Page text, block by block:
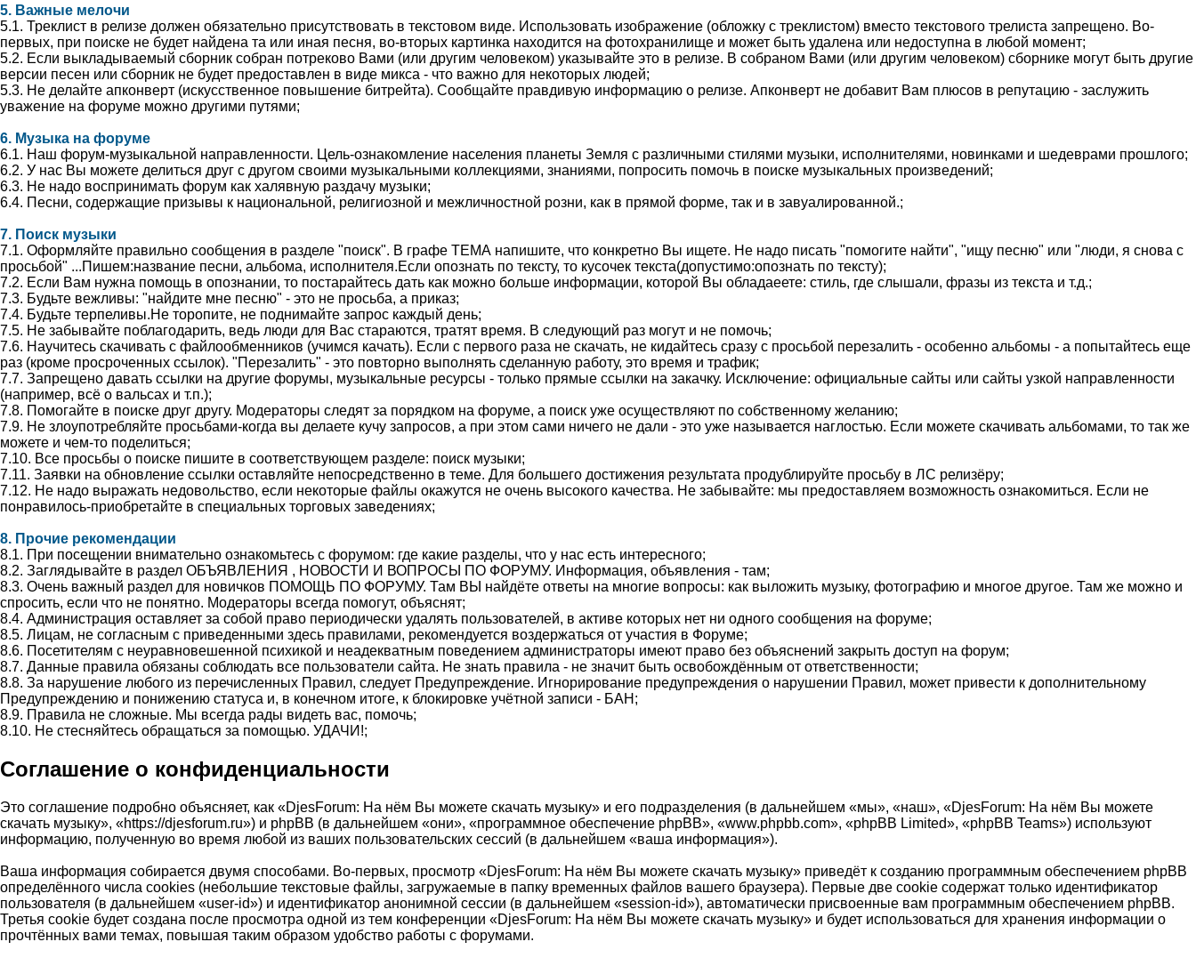
5. Важные мелочи
5.1. Треклист в релизе должен обязательно присутствовать в текстовом виде. Использовать изображение (обложку с треклистом) вместо текстового трелиста запрещено. Во-
первых, при поиске не будет найдена та или иная песня, во-вторых картинка находится на фотохранилище и может быть удалена или недоступна в любой момент;
5.2. Если выкладываемый сборник собран потреково Вами (или другим человеком) указывайте это в релизе. В собраном Вами (или другим человеком) сборнике могут быть другие
версии песен или сборник не будет предоставлен в виде микса - что важно для некоторых людей;
5.3. Не делайте апконверт (искусственное повышение битрейта). Сообщайте правдивую информацию о релизе. Апконверт не добавит Вам плюсов в репутацию - заслужить
уважение на форуме можно другими путями;
6. Музыка на форуме
6.1. Наш форум-музыкальной направленности. Цель-ознакомление населения планеты Земля с различными стилями музыки, исполнителями, новинками и шедеврами прошлого;
6.2. У нас Вы можете делиться друг с другом своими музыкальными коллекциями, знаниями, попросить помочь в поиске музыкальных произведений;
6.3. Не надо воспринимать форум как халявную раздачу музыки;
6.4. Песни, содержащие призывы к национальной, религиозной и межличностной розни, как в прямой форме, так и в завуалированной.;
7. Поиск музыки
7.1. Оформляйте правильно сообщения в разделе "поиск". В графе ТЕМА напишите, что конкретно Вы ищете. Не надо писать "помогите найти", "ищу песню" или "люди, я снова с
просьбой" ...Пишем:название песни, альбома, исполнителя.Если опознать по тексту, то кусочек текста(допустимо:опознать по тексту);
7.2. Если Вам нужна помощь в опознании, то постарайтесь дать как можно больше информации, которой Вы обладаеете: стиль, где слышали, фразы из текста и т.д.;
7.3. Будьте вежливы: "найдите мне песню" - это не просьба, а приказ;
7.4. Будьте терпеливы.Не торопите, не поднимайте запрос каждый день;
7.5. Не забывайте поблагодарить, ведь люди для Вас стараются, тратят время. В следующий раз могут и не помочь;
7.6. Научитесь скачивать с файлообменников (учимся качать). Если с первого раза не скачать, не кидайтесь сразу с просьбой перезалить - особенно альбомы - а попытайтесь еще
раз (кроме просроченных ссылок). "Перезалить" - это повторно выполнять сделанную работу, это время и трафик;
7.7. Запрещено давать ссылки на другие форумы, музыкальные ресурсы - только прямые ссылки на закачку. Исключение: официальные сайты или сайты узкой направленности
(например, всё о вальсах и т.п.);
7.8. Помогайте в поиске друг другу. Модераторы следят за порядком на форуме, а поиск уже осуществляют по собственному желанию;
7.9. Не злоупотребляйте просьбами-когда вы делаете кучу запросов, а при этом сами ничего не дали - это уже называется наглостью. Если можете скачивать альбомами, то так же
можете и чем-то поделиться;
7.10. Все просьбы о поиске пишите в соответствующем разделе: поиск музыки;
7.11. Заявки на обновление ссылки оставляйте непосредственно в теме. Для большего достижения результата продублируйте просьбу в ЛС релизёру;
7.12. Не надо выражать недовольство, если некоторые файлы окажутся не очень высокого качества. Не забывайте: мы предоставляем возможность ознакомиться. Если не
понравилось-приобретайте в специальных торговых заведениях;
8. Прочие рекомендации
8.1. При посещении внимательно ознакомьтесь с форумом: где какие разделы, что у нас есть интересного;
8.2. Заглядывайте в раздел ОБЪЯВЛЕНИЯ , НОВОСТИ И ВОПРОСЫ ПО ФОРУМУ. Информация, объявления - там;
8.3. Очень важный раздел для новичков ПОМОЩЬ ПО ФОРУМУ. Там ВЫ найдёте ответы на многие вопросы: как выложить музыку, фотографию и многое другое. Там же можно и
спросить, если что не понятно. Модераторы всегда помогут, объяснят;
8.4. Администрация оставляет за собой право периодически удалять пользователей, в активе которых нет ни одного сообщения на форуме;
8.5. Лицам, не согласным с приведенными здесь правилами, рекомендуется воздержаться от участия в Форуме;
8.6. Посетителям с неуравновешенной психикой и неадекватным поведением администраторы имеют право без объяснений закрыть доступ на форум;
8.7. Данные правила обязаны соблюдать все пользователи сайта. Не знать правила - не значит быть освобождённым от ответственности;
8.8. За нарушение любого из перечисленных Правил, следует Предупреждение. Игнорирование предупреждения о нарушении Правил, может привести к дополнительному
Предупреждению и понижению статуса и, в конечном итоге, к блокировке учётной записи - БАН;
8.9. Правила не сложные. Мы всегда рады видеть вас, помочь;
8.10. Не стесняйтесь обращаться за помощью. УДАЧИ!;
Соглашение о конфиденциальности
Это соглашение подробно объясняет, как «DjesForum: На нём Вы можете скачать музыку» и его подразделения (в дальнейшем «мы», «наш», «DjesForum: На нём Вы можете
скачать музыку», «https://djesforum.ru») и phpBB (в дальнейшем «они», «программное обеспечение phpBB», «www.phpbb.com», «phpBB Limited», «phpBB Teams») используют
информацию, полученную во время любой из ваших пользовательских сессий (в дальнейшем «ваша информация»).
Ваша информация собирается двумя способами. Во-первых, просмотр «DjesForum: На нём Вы можете скачать музыку» приведёт к созданию программным обеспечением phpBB
определённого числа cookies (небольшие текстовые файлы, загружаемые в папку временных файлов вашего браузера). Первые две cookie содержат только идентификатор
пользователя (в дальнейшем «user-id») и идентификатор анонимной сессии (в дальнейшем «session-id»), автоматически присвоенные вам программным обеспечением phpBB.
Третья cookie будет создана после просмотра одной из тем конференции «DjesForum: На нём Вы можете скачать музыку» и будет использоваться для хранения информации о
прочтённых вами темах, повышая таким образом удобство работы с форумами.